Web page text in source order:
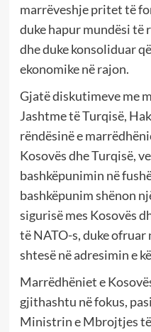
marrëveshje pritet të
duke hapur mundësi të
dhe duke konsoliduar
ekonomike në rajon.
Gjatë diskutimeve me
Jashtme të Turqisë,
rëndësinë e
Kosovës dhe Turqisë,
bashkëpunimin në
bashkëpunim shënon
sigurisë mes Kosovës
të NATO-s, duke
shtesë në adresimin e
Marrëdhëniet e
gjithashtu në fokus,
Ministrin e Mbrojtjes të